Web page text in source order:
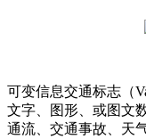
可变信息交通标志（
文字、图形、或图文
通流、交通事故、天